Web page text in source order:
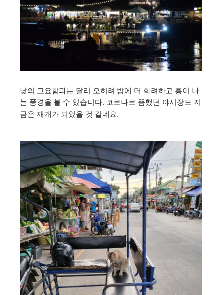
낮의 고요함과는 달리 오히려 밤에 더 화려하고 흥이 나
는 풍경을 볼 수 있습니다. 코로나로 뜸했던 야시장도 지
금은 재개가 되었을 것 같네요.